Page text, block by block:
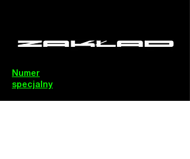
Numer
specjalny